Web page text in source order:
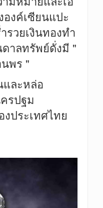
งค์เซียนแปะ
รวยเงินทองทำ
าลทรัพย์ดั่งมี "
พร "
และหล่อ
รปฐม
ประเทศไทย